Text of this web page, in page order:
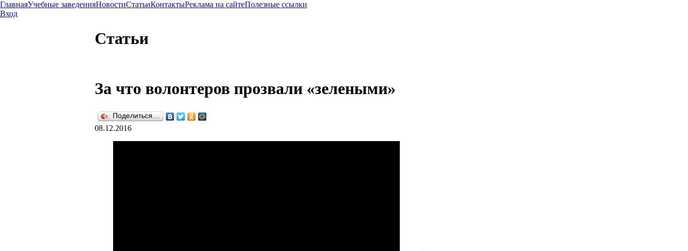
ГлавнаяУчебные заведенияНовостиСтатьиКонтактыРеклама на сайтеПолезные ссылки
Вход
Статьи
За что волонтеров прозвали «зелеными»
Поделиться…
08.12.2016